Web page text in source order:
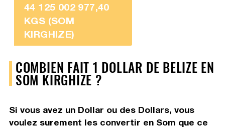
44 125 002 977,40
KGS (SOM
KIRGHIZE)
COMBIEN FAIT 1 DOLLAR DE BELIZE EN
SOM KIRGHIZE ?
Si vous avez un Dollar ou des Dollars, vous
voulez surement les convertir en Som que ce